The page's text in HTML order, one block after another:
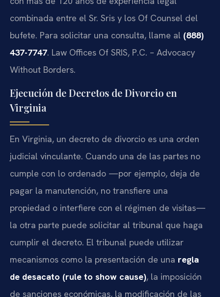
combinada entre el Sr. Sris y los Of Counsel del
bufete. Para solicitar una consulta, llame al (888)
437-7747. Law Offices Of SRIS, P.C. – Advocacy
Without Borders.
Ejecución de Decretos de Divorcio en
Virginia
En Virginia, un decreto de divorcio es una orden
judicial vinculante. Cuando una de las partes no
cumple con lo ordenado —por ejemplo, deja de
pagar la manutención, no transfiere una
propiedad o interfiere con el régimen de visitas—
la otra parte puede solicitar al tribunal que haga
cumplir el decreto. El tribunal puede utilizar
mecanismos como la presentación de una regla
de desacato (rule to show cause), la imposición
de sanciones económicas, la modificación de las